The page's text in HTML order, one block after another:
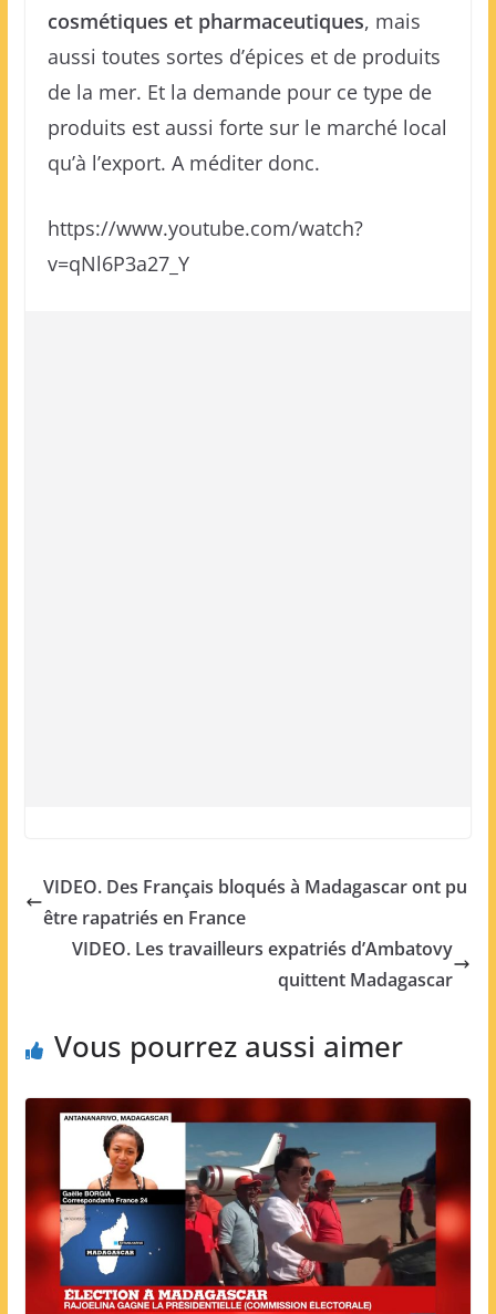
cosmétiques et pharmaceutiques, mais
aussi toutes sortes d’épices et de produits
de la mer. Et la demande pour ce type de
produits est aussi forte sur le marché local
qu’à l’export. A méditer donc.
https://www.youtube.com/watch?
v=qNl6P3a27_Y
VIDEO. Des Français bloqués à Madagascar ont pu
être rapatriés en France
VIDEO. Les travailleurs expatriés d’Ambatovy
quittent Madagascar
Vous pourrez aussi aimer